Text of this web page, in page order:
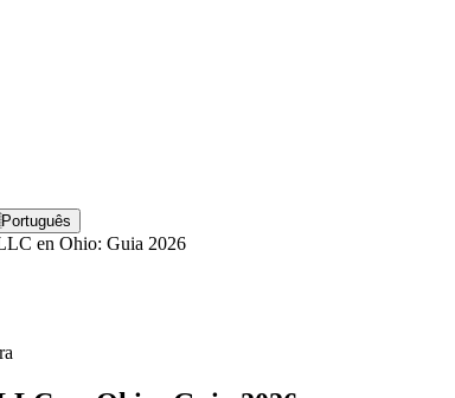
Português
en Ohio: Guia 2026